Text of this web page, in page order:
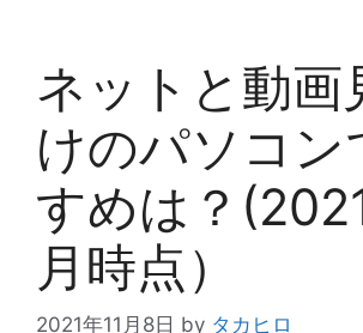
ネットと動画
けのパソコン
すめは？
月時点）
2021年11月8日 by タカヒロ